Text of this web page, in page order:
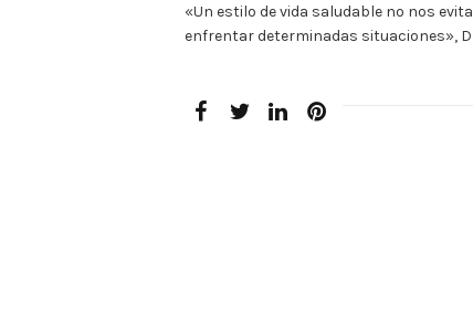
«Un estilo de vida saludable no nos
enfrentar determinadas situaciones»,